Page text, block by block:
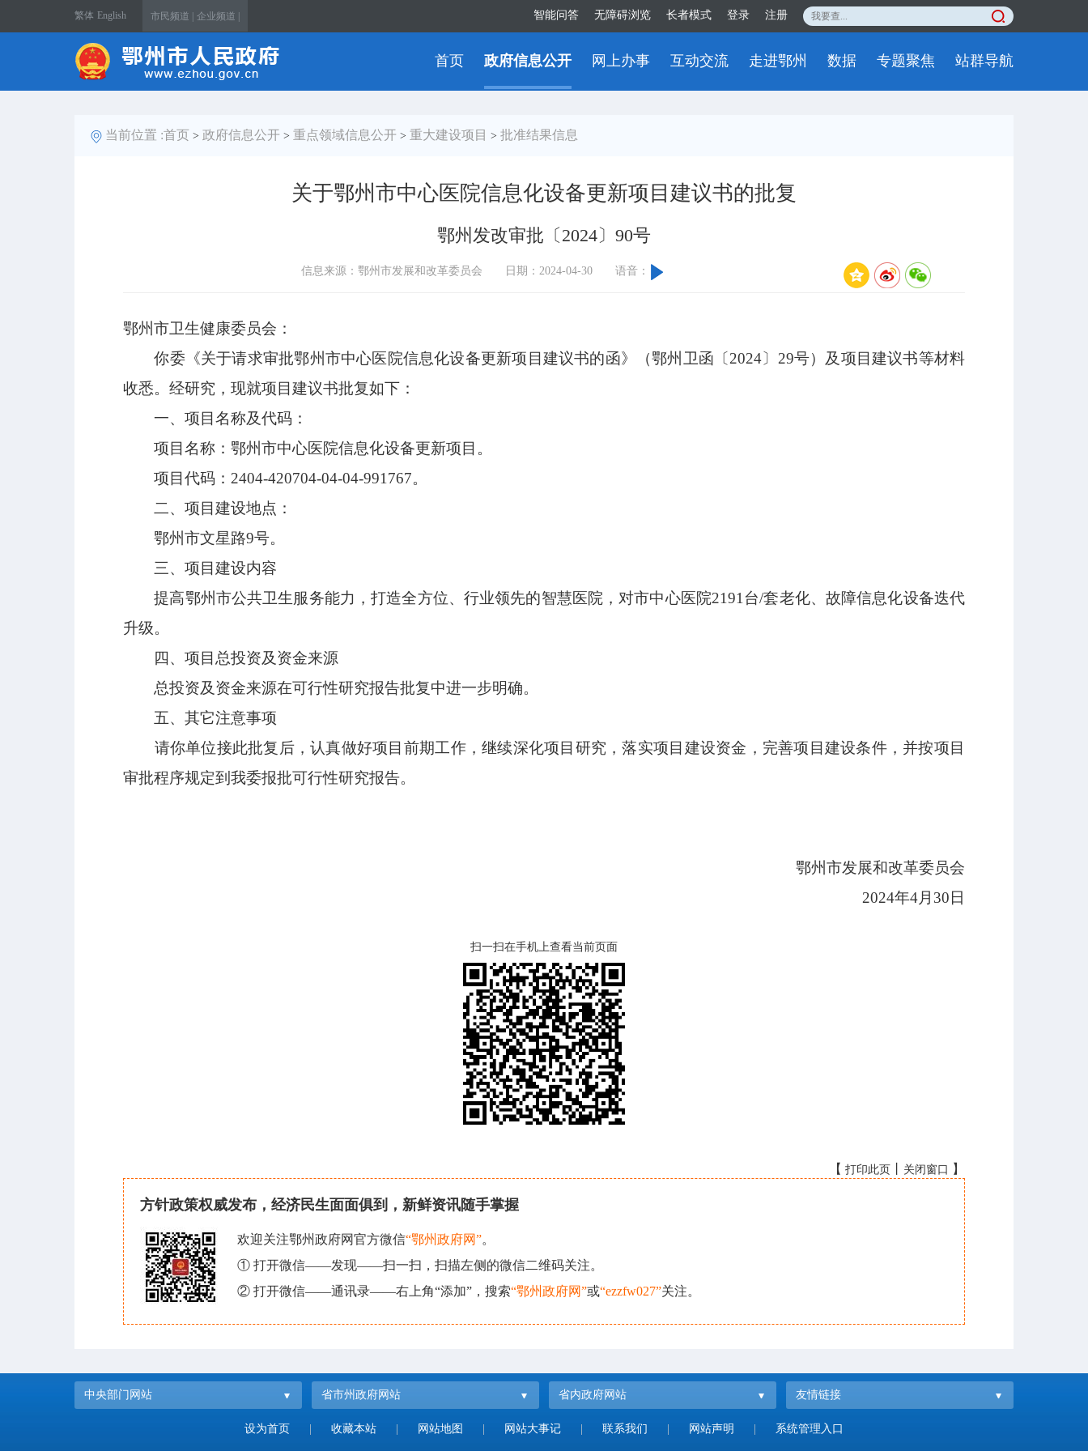
繁体 English 市民频道 | 企业频道 | 智能问答 无障碍浏览 长者模式 登录 注册
首页 政府信息公开 网上办事 互动交流 走进鄂州 数据 专题聚焦 站群导航
当前位置 :首页 > 政府信息公开 > 重点领域信息公开 > 重大建设项目 > 批准结果信息
关于鄂州市中心医院信息化设备更新项目建议书的批复
鄂州发改审批〔2024〕90号
信息来源：鄂州市发展和改革委员会 日期：2024-04-30 语音：
鄂州市卫生健康委员会：
你委《关于请求审批鄂州市中心医院信息化设备更新项目建议书的函》（鄂州卫函〔2024〕29号）及项目建议书等材料
收悉。经研究，现就项目建议书批复如下：
一、项目名称及代码：
项目名称：鄂州市中心医院信息化设备更新项目。
项目代码：2404-420704-04-04-991767。
二、项目建设地点：
鄂州市文星路9号。
三、项目建设内容
提高鄂州市公共卫生服务能力，打造全方位、行业领先的智慧医院，对市中心医院2191台/套老化、故障信息化设备迭代
升级。
四、项目总投资及资金来源
总投资及资金来源在可行性研究报告批复中进一步明确。
五、其它注意事项
请你单位接此批复后，认真做好项目前期工作，继续深化项目研究，落实项目建设资金，完善项目建设条件，并按项目
审批程序规定到我委报批可行性研究报告。
鄂州市发展和改革委员会
2024年4月30日
扫一扫在手机上查看当前页面
【 打印此页 关闭窗口 】
方针政策权威发布，经济民生面面俱到，新鲜资讯随手掌握
欢迎关注鄂州政府网官方微信“鄂州政府网”。
① 打开微信——发现——扫一扫，扫描左侧的微信二维码关注。
② 打开微信——通讯录——右上角“添加”，搜索“鄂州政府网”或“ezzfw027”关注。
中央部门网站 省市州政府网站 省内政府网站 友情链接
设为首页 收藏本站 网站地图 网站大事记 联系我们 网站声明 系统管理入口